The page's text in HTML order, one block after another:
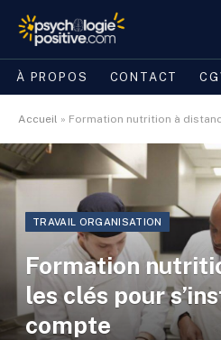
À PROPOS CONTACT
Accueil » Formation nutrition à distance :
TRAVAIL ORGANISATION
Formation
les clés pour
compte